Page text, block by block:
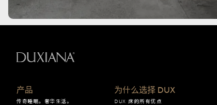
产品
传奇睡眠。奢华生活。
为什么选择 DUX
DUX 床的所有优点